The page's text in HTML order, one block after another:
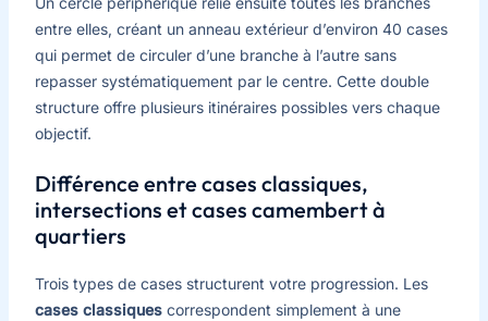
entre elles, créant un anneau extérieur d’environ 40 cases
qui permet de circuler d’une branche à l’autre sans
repasser systématiquement par le centre. Cette double
structure offre plusieurs itinéraires possibles vers chaque
objectif.
Différence entre cases classiques,
intersections et cases camembert à
quartiers
Trois types de cases structurent votre progression. Les
cases classiquescorrespondent simplement à une